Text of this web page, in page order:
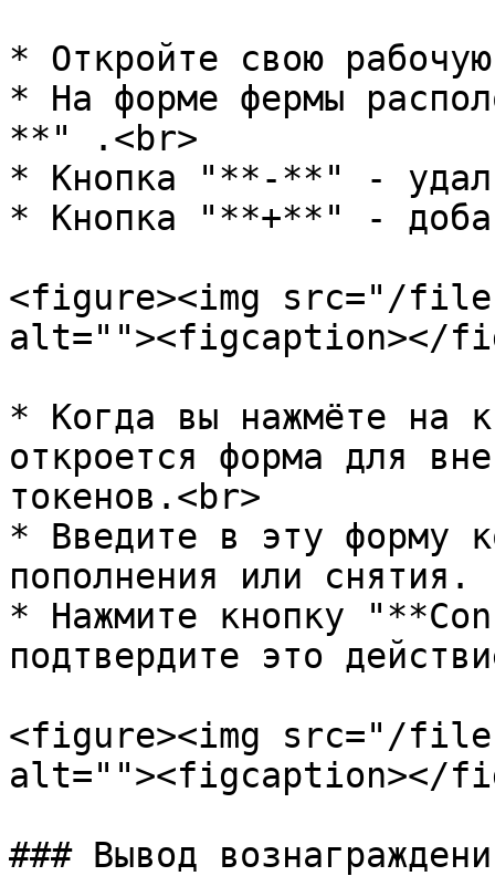
* Откройте свою
* На форме фермы
**" .<br>
* Кнопка "**-**" -
* Кнопка "**+**" -
<figure><img src="/files/
alt=""><figcaption></
* Когда вы нажмёте
откроется форма для
токенов.<br>
* Введите в эту форму
пополнения или снятия.
* Нажмите кнопку
подтвердите это
<figure><img src="/files/
alt=""><figcaption></
### Вывод